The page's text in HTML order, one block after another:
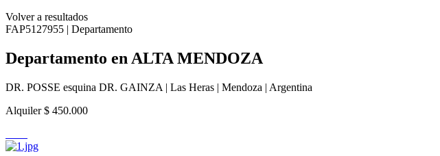
Volver a resultados
FAP5127955 | Departamento
Departamento en ALTA MENDOZA
DR. POSSE esquina DR. GAINZA | Las Heras | Mendoza | Argentina
Alquiler $ 450.000